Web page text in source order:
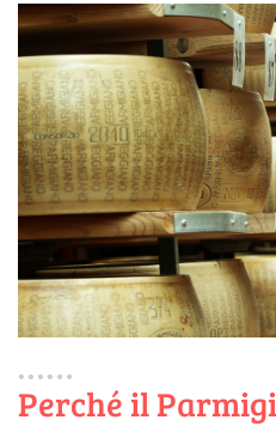
Perché il